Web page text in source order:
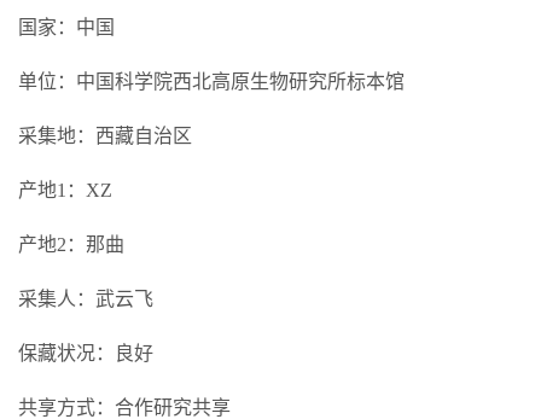
国家：中国
单位：中国科学院西北高原生物研究所标本馆
采集地：西藏自治区
产地1：XZ
产地2：那曲
采集人：武云飞
保藏状况：良好
共享方式：合作研究共享